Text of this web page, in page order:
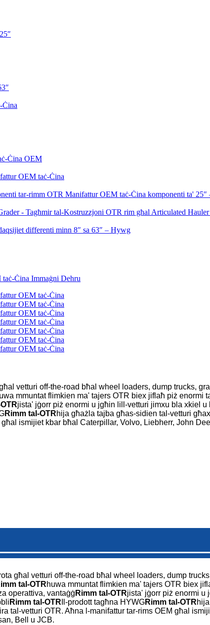
vetturi off-the-road bħal wheel loaders, dump trucks,
mmuntat flimkien ma' tajers OTR biex jiflaħ piż enormi
jista' jġorr piż enormi u jgħin lill-vetturi jimxu bla xkiel
Rimm tal-OTRhija għażla tajba għas-sidien tal-vetturi
ismijiet kbar bħal Caterpillar, Volvo, Liebherr, John
għal vetturi off-the-road bħal wheel loaders, dump
tal-OTRhuwa mmuntat flimkien ma' tajers OTR biex
operattiva, vantaġġ Rimm tal-OTRjista' jġorr piż enormi u
Rimm tal-OTR Il-prodott tagħna HYWGRimm tal-OTR
tal-vetturi OTR. Aħna l-manifattur tar-rims OEM għal
Bell u JCB.